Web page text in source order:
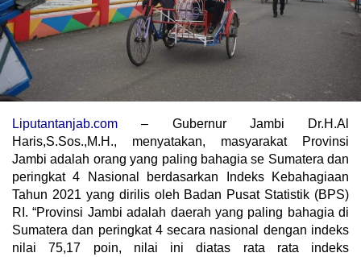
Liputantanjab.com – Gubernur Jambi Dr.H.Al
Haris,S.Sos.,M.H., menyatakan, masyarakat Provinsi
Jambi adalah orang yang paling bahagia se Sumatera dan
peringkat 4 Nasional berdasarkan Indeks Kebahagiaan
Tahun 2021 yang dirilis oleh Badan Pusat Statistik (BPS)
RI. “Provinsi Jambi adalah daerah yang paling bahagia di
Sumatera dan peringkat 4 secara nasional dengan indeks
nilai 75,17 poin, nilai ini diatas rata rata indeks